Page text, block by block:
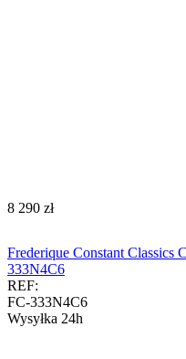
‍8 290‍ zł
Frederique Constant Classics
333N4C6
REF:
FC-333N4C6
Wysyłka 24h